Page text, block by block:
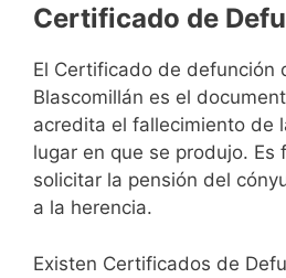
Certificado de
El Certificado de defunción
Blascomillán es el
acredita el fallecimiento de
lugar en que se produjo. Es
solicitar la pensión del
a la herencia.
Existen Certificados de